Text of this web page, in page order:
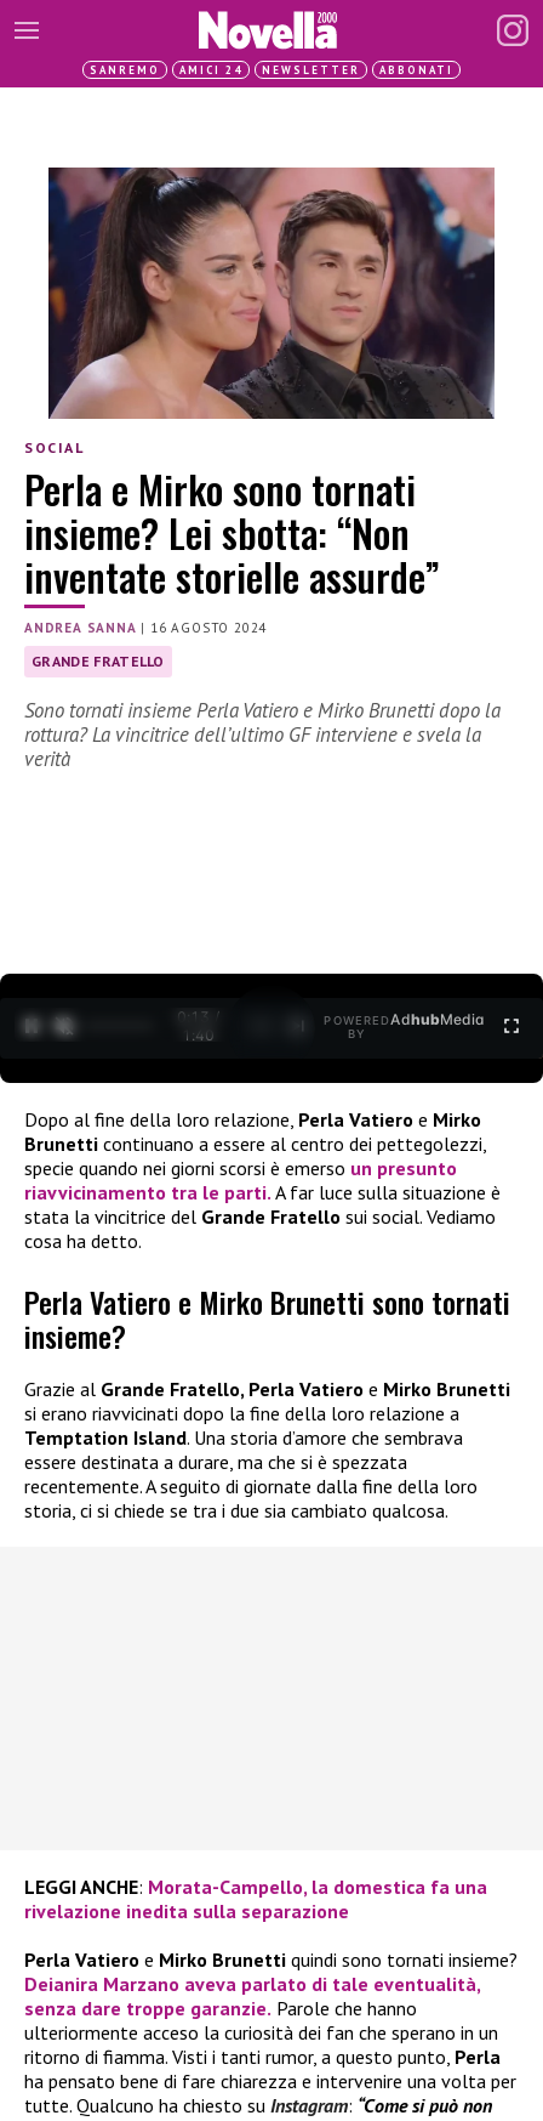
SANREMO AMICI 24 NEWSLETTER ABBONATI
SOCIAL
Perla e Mirko sono tornati
insieme? Lei sbotta: “Non
inventate storielle assurde”
ANDREA SANNA | 16 AGOSTO 2024
GRANDE FRATELLO
Sono tornati insieme Perla Vatiero e Mirko Brunetti dopo la
rottura? La vincitrice dell’ultimo GF interviene e svela la
verità
0:14 /
1:40
POWERED
BY
AdhubMedia
Dopo al fine della loro relazione, Perla Vatiero e Mirko
Brunetti continuano a essere al centro dei pettegolezzi,
specie quando nei giorni scorsi è emerso un presunto
riavvicinamento tra le parti. A far luce sulla situazione è
stata la vincitrice del Grande Fratello sui social. Vediamo
cosa ha detto.
Perla Vatiero e Mirko Brunetti sono tornati
insieme?
Grazie al Grande Fratello, Perla Vatiero e Mirko Brunetti
si erano riavvicinati dopo la fine della loro relazione a
Temptation Island. Una storia d’amore che sembrava
essere destinata a durare, ma che si è spezzata
recentemente. A seguito di giornate dalla fine della loro
storia, ci si chiede se tra i due sia cambiato qualcosa.
LEGGI ANCHE: Morata-Campello, la domestica fa una
rivelazione inedita sulla separazione
Perla Vatiero e Mirko Brunetti quindi sono tornati insieme?
Deianira Marzano aveva parlato di tale eventualità,
senza dare troppe garanzie. Parole che hanno
ulteriormente acceso la curiosità dei fan che sperano in un
ritorno di fiamma. Visti i tanti rumor, a questo punto, Perla
ha pensato bene di fare chiarezza e intervenire una volta per
tutte. Qualcuno ha chiesto su Instagram: “Come si può non